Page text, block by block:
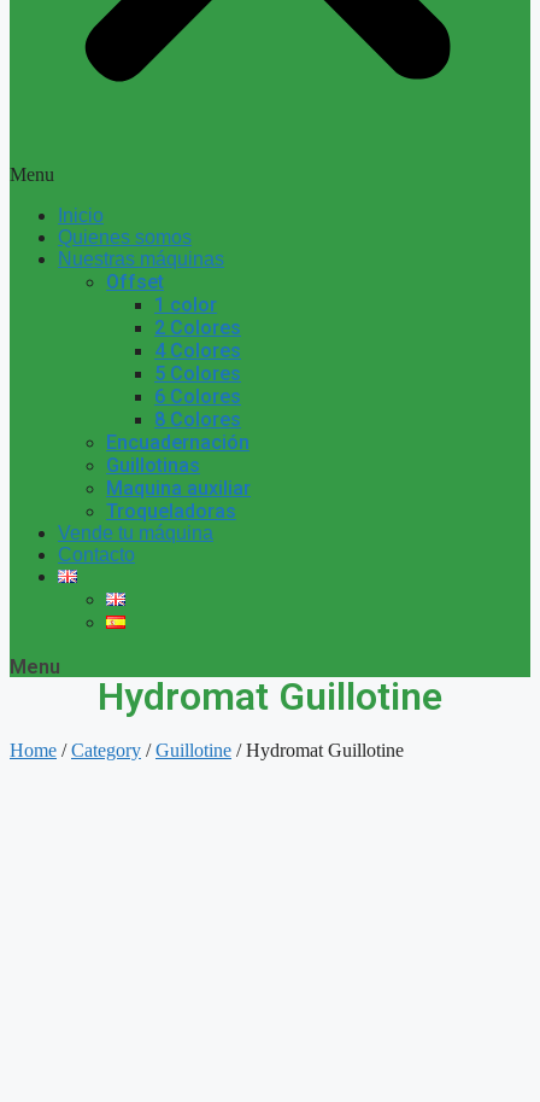
Menu
Inicio
Quienes somos
Nuestras máquinas
Offset
1 color
2 Colores
4 Colores
5 Colores
6 Colores
8 Colores
Encuadernación
Guillotinas
Maquina auxiliar
Troqueladoras
Vende tu máquina
Contacto
Menu
Hydromat Guillotine
Home /Category /Guillotine / Hydromat Guillotine